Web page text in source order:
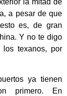
a pesar de que
es, de gran
Y no te digo
texanos, por
ya tienen
primero. En